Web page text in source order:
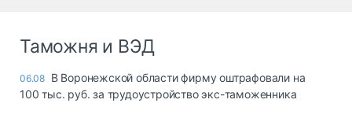
Таможня и ВЭД
06.08 В Воронежской области фирму оштрафовали на
100 тыс. руб. за трудоустройство экс-таможенника